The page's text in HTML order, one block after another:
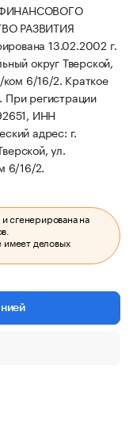
РАЗВИТИЯ
13.02.2002 г.
округ Тверской,
ком 6/16/2. Краткое
При регистрации
ИНН
адрес: г.
ул.
6/16/2.
сгенерирована на
имеет деловых